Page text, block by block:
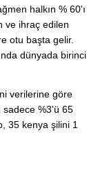
halkın % 60'ı
ve ihraç edilen
otu başta gelir.
dünyada birinci
verilerine göre
sadece %3'ü 65
35 kenya şilini 1